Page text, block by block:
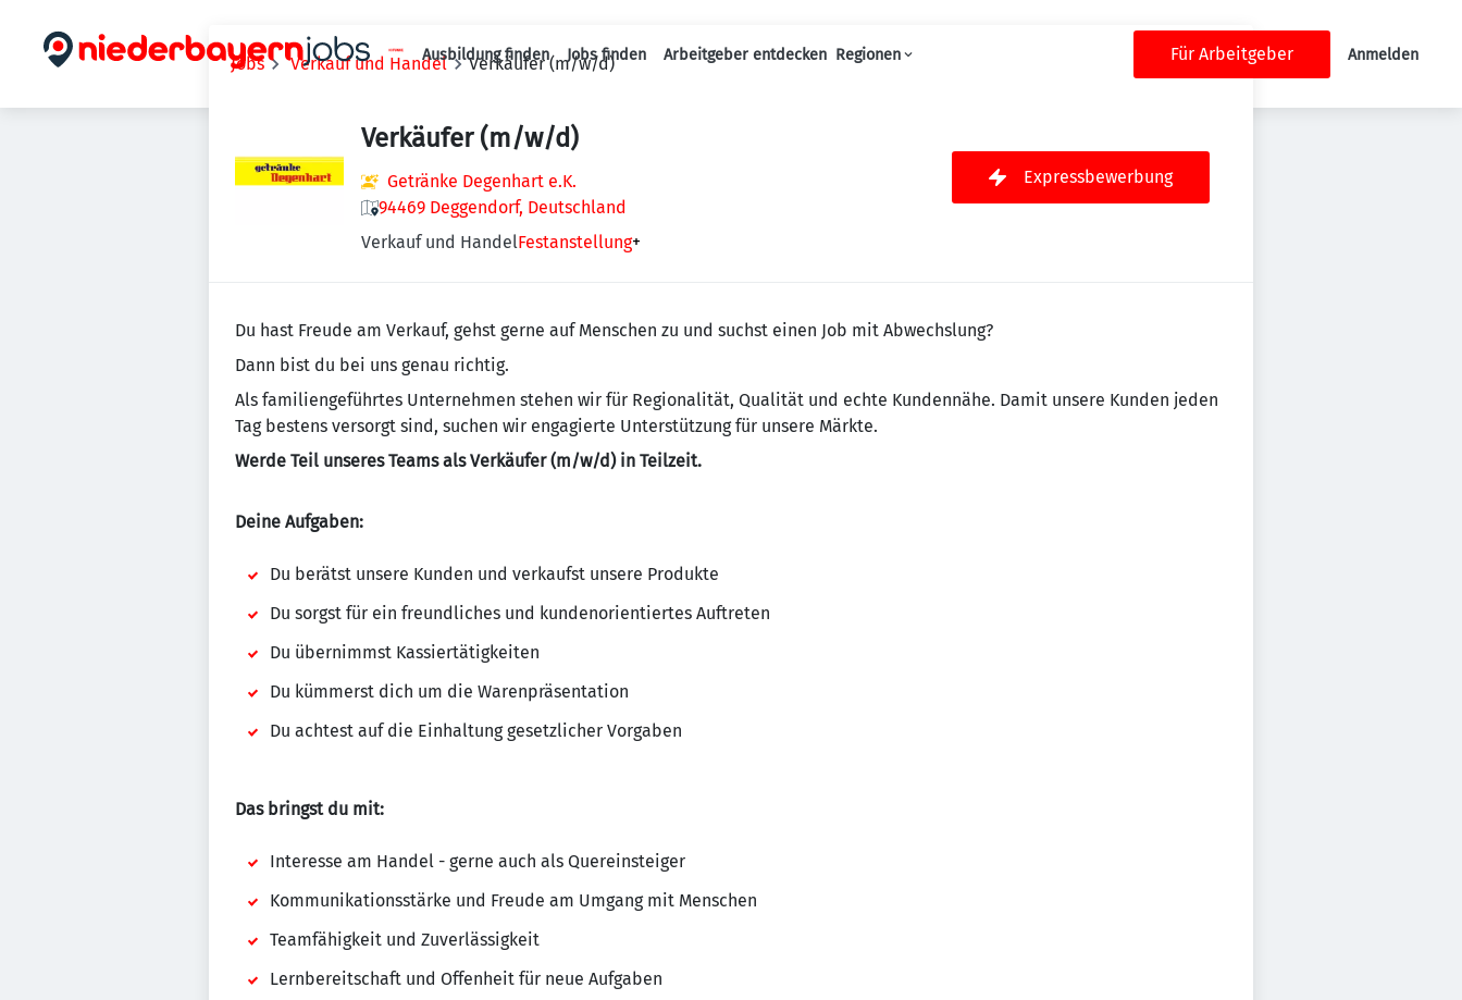
Haupt-Navigation
Ausbildung finden Jobs finden Arbeitgeber entdecken Regionen Für Arbeitgeber Anmelden
Jobs Verkauf und Handel Verkäufer (m/w/d)
Verkäufer (m/w/d)
Getränke Degenhart e.K.
94469 Deggendorf, Deutschland
Verkauf und HandelFestanstellung+
Expressbewerbung
Du hast Freude am Verkauf, gehst gerne auf Menschen zu und suchst einen Job mit Abwechslung?
Dann bist du bei uns genau richtig.
Als familiengeführtes Unternehmen stehen wir für Regionalität, Qualität und echte Kundennähe. Damit unsere Kunden jeden
Tag bestens versorgt sind, suchen wir engagierte Unterstützung für unsere Märkte.
Werde Teil unseres Teams als Verkäufer (m/w/d) in Teilzeit.
Deine Aufgaben:
Du berätst unsere Kunden und verkaufst unsere Produkte
Du sorgst für ein freundliches und kundenorientiertes Auftreten
Du übernimmst Kassiertätigkeiten
Du kümmerst dich um die Warenpräsentation
Du achtest auf die Einhaltung gesetzlicher Vorgaben
Das bringst du mit:
Interesse am Handel - gerne auch als Quereinsteiger
Kommunikationsstärke und Freude am Umgang mit Menschen
Teamfähigkeit und Zuverlässigkeit
Lernbereitschaft und Offenheit für neue Aufgaben